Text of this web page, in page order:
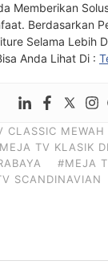
Memberikan
Berdasarkan
Selama Lebih
Anda Lihat Di :
CLASSIC MEWAH
TV KLASIK
#MEJA
SCANDINAVIAN